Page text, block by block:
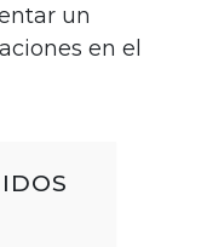
un
en el